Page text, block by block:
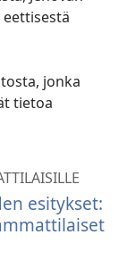
jonka
tietoa
esitykset: